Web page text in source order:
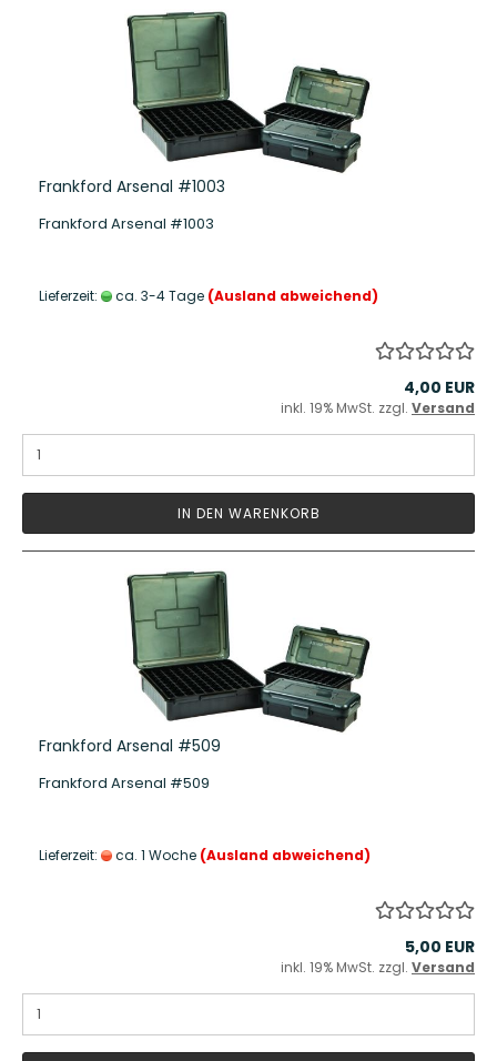
Frankford Arsenal #1003
Frankford Arsenal #1003
Lieferzeit: ca. 3-4 Tage (Ausland abweichend)
4,00 EUR
inkl. 19% MwSt. zzgl. Versand
IN DEN WARENKORB
Frankford Arsenal #509
Frankford Arsenal #509
Lieferzeit: ca. 1 Woche (Ausland abweichend)
5,00 EUR
inkl. 19% MwSt. zzgl. Versand